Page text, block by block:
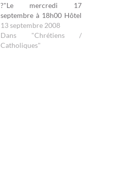
?"Le mercredi 17
septembre à 18h00 Hôtel
de Ville 5, rue Lobau
75004 PARIS Débat avec :
Hervé Elie BOKOBZA,
13 septembre 2008
Dans "Chrétiens /
Catholiques"